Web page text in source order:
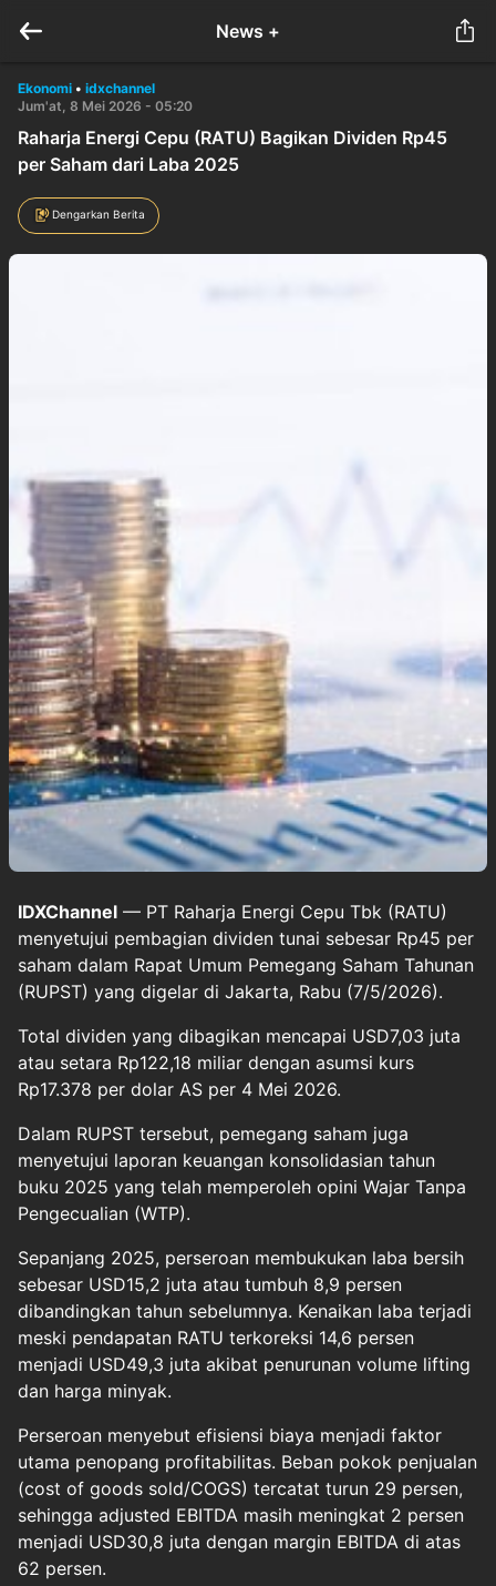
News +
Ekonomi • idxchannel
Jum'at, 8 Mei 2026 - 05:20
Raharja Energi Cepu (RATU) Bagikan Dividen Rp45
per Saham dari Laba 2025
Dengarkan Berita
IDXChannel — PT Raharja Energi Cepu Tbk (RATU)
menyetujui pembagian dividen tunai sebesar Rp45 per
saham dalam Rapat Umum Pemegang Saham Tahunan
(RUPST) yang digelar di Jakarta, Rabu (7/5/2026).
Total dividen yang dibagikan mencapai USD7,03 juta
atau setara Rp122,18 miliar dengan asumsi kurs
Rp17.378 per dolar AS per 4 Mei 2026.
Dalam RUPST tersebut, pemegang saham juga
menyetujui laporan keuangan konsolidasian tahun
buku 2025 yang telah memperoleh opini Wajar Tanpa
Pengecualian (WTP).
Sepanjang 2025, perseroan membukukan laba bersih
sebesar USD15,2 juta atau tumbuh 8,9 persen
dibandingkan tahun sebelumnya. Kenaikan laba terjadi
meski pendapatan RATU terkoreksi 14,6 persen
menjadi USD49,3 juta akibat penurunan volume lifting
dan harga minyak.
Perseroan menyebut efisiensi biaya menjadi faktor
utama penopang profitabilitas. Beban pokok penjualan
(cost of goods sold/COGS) tercatat turun 29 persen,
sehingga adjusted EBITDA masih meningkat 2 persen
menjadi USD30,8 juta dengan margin EBITDA di atas
62 persen.